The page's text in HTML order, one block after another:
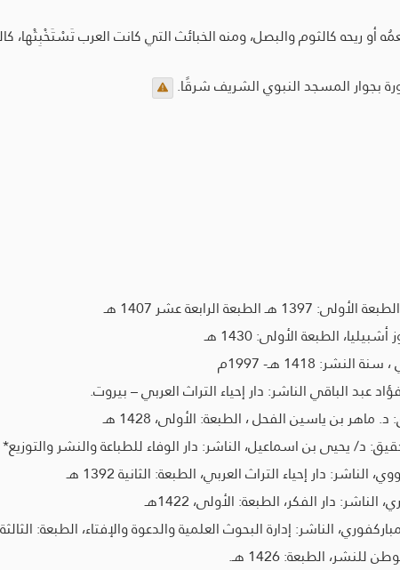
أو ريحه كالثوم والبصل، ومنه الخبائث التي كانت العرب تَسْتَخْبِثْها،
بجوار المسجد النبوي الشريف شرقًا.
عشر 1407 هـ
الطبعة الأولى: 1430 هـ
1418 هـ- 1997م
الباقي الناشر: دار إحياء التراث العربي – بيروت.
بن ياسين الفحل ، الطبعة: الأولى، 1428 هـ
بن اسماعيل، الناشر: دار الوفاء للطباعة والنشر والتوزيع*
دار إحياء التراث العربي، الطبعة: الثانية 1392 هـ
دار الفكر، الطبعة: الأولى، 1422هـ
الناشر: إدارة البحوث العلمية والدعوة والإفتاء، الطبعة: الثالثة - 1404
الطبعة: 1426 هـ.